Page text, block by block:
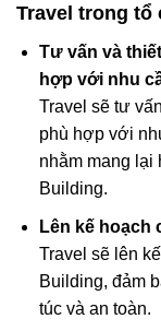
Travel trong tổ
Tư vấn và
hợp với nhu
Travel sẽ tư
phù hợp với
nhằm mang lại
Building.
Lên kế hoạch
Travel sẽ lên
Building, đảm
túc và an toàn.